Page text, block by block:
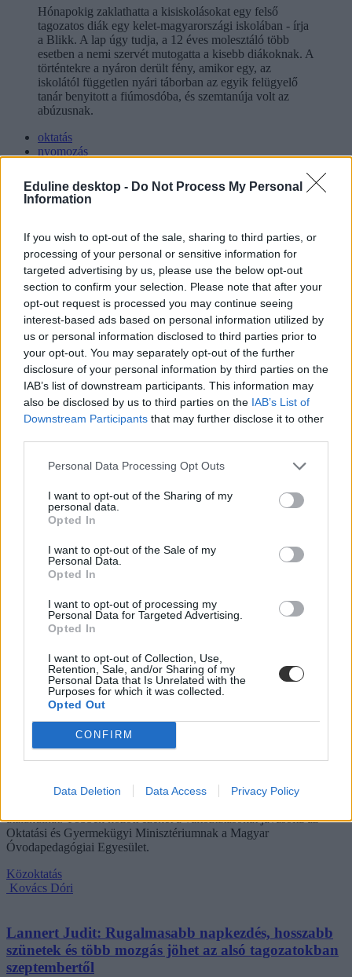
Eduline desktop - Do Not Process My Personal
Information
If you wish to opt-out of the sale, sharing to third parties, or
processing of your personal or sensitive information for
targeted advertising by us, please use the below opt-out
section to confirm your selection. Please note that after your
opt-out request is processed you may continue seeing
interest-based ads based on personal information utilized by
us or personal information disclosed to third parties prior to
your opt-out. You may separately opt-out of the further
disclosure of your personal information by third parties on the
IAB’s list of downstream participants. This information may
also be disclosed by us to third parties on the IAB’s List of
Downstream Participants that may further disclose it to other
Personal Data Processing Opt Outs
I want to opt-out of the Sharing of my
personal data.
Opted In
I want to opt-out of the Sale of my
Personal Data.
Opted In
I want to opt-out of processing my
Personal Data for Targeted Advertising.
Opted In
I want to opt-out of Collection, Use,
Retention, Sale, and/or Sharing of my
Personal Data that Is Unrelated with the
Purposes for which it was collected.
Opted Out
CONFIRM
Data Deletion Data Access Privacy Policy
Hónapokig zaklathatta a kisiskolásokat egy felső
tagozatos diák egy kelet-magyarországi iskolában - írja
a Blikk. A lap úgy tudja, a 12 éves molesztáló több
esetben a nemi szervét mutogatta a kisebb diákoknak. A
történtekre a nyáron derült fény, amikor egy, az
iskolától független nyári táborban az egyik felügyelő
tanár benyitott a fiú­mosdóba, és szemtanúja volt az
abúzusnak.
oktatás
nyomozás
tanár diák kapcsolat
tanár diák viszony
belföld
Hozzászólások
Mi a baj a 8 osztályos általános iskolával, és mi jöhet
helyette?
A kisiskolák tanárhiánya és a kisgimnáziumok elitképzővé válása
Gyarmathy Éva klinikai és neveléslélektani szakpszichológus,
Közoktatás
Kurucz-Gáspár Tünde
Dolgoznának az egyetem mellett, mégsem
vállalhatnak diákmunkát – több mint százezer
levelezős hallgatót érinthet a szabály
„Szinte bárhol voltam állásinterjún, mikor megtudták, hogy levelező
tagozatos hallgató vagyok, egyből húzni kezdték a szájukat” –
azonban korántsem egyedi: több levelezős hallgató számolt be
hasonló nehézségekről.
Campus life
Kovács Dóri
Eltörölnék a 45 perces iskola-előkészítőt, újra az
óvodák dönthetnének az iskolaérettségről
Megszűnhet a 45 perces iskola-előkészítő foglalkozás, újra az
átalakulhat. Többek között ezeket a változtatásokat javasolta az
Oktatási és Gyermekügyi Minisztériumnak a Magyar
Óvodapedagógiai Egyesület.
Közoktatás
Kovács Dóri
Lannert Judit: Rugalmasabb napkezdés, hosszabb
szünetek és több mozgás jöhet az alsó tagozatokban
szeptembertől